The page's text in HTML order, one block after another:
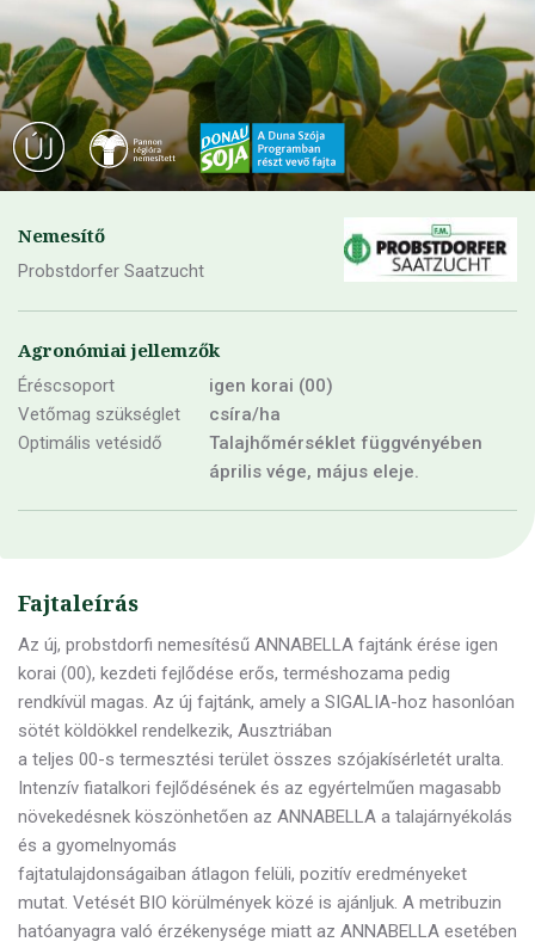
Nemesítő
Probstdorfer Saatzucht
Agronómiai jellemzők
Éréscsoport
igen korai (00)
Vetőmag szükséglet
csíra/ha
Optimális vetésidő
Talajhőmérséklet függvényében
április vége, május eleje.
Fajtaleírás
Az új, probstdorfi nemesítésű ANNABELLA fajtánk érése igen
korai (00), kezdeti fejlődése erős, terméshozama pedig
rendkívül magas. Az új fajtánk, amely a SIGALIA-hoz hasonlóan
sötét köldökkel rendelkezik, Ausztriában
a teljes 00-s termesztési terület összes szójakísérletét uralta.
Intenzív fiatalkori fejlődésének és az egyértelműen magasabb
növekedésnek köszönhetően az ANNABELLA a talajárnyékolás
és a gyomelnyomás
fajtatulajdonságaiban átlagon felüli, pozitív eredményeket
mutat. Vetését BIO körülmények közé is ajánljuk. A metribuzin
hatóanyagra való érzékenysége miatt az ANNABELLA esetében